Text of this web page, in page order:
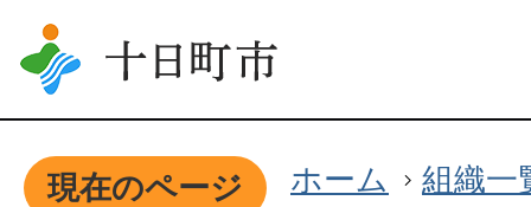
現在のページ ホーム 組織一